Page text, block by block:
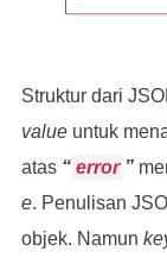
}
Struktur dari
valueuntuk
atas “ error ”
e. Penulisan
objek. Namun